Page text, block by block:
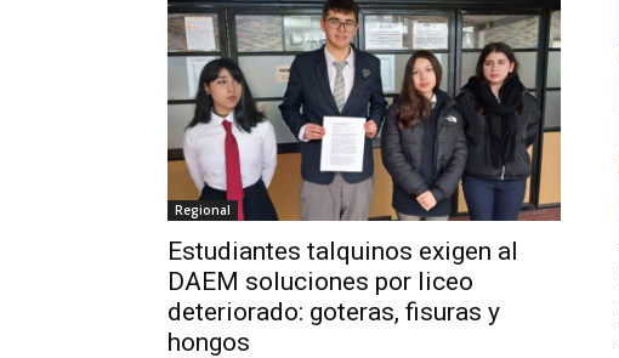
Regional
Estudiantes talquinos exigen al
DAEM soluciones por liceo
deteriorado: goteras, fisuras y
hongos